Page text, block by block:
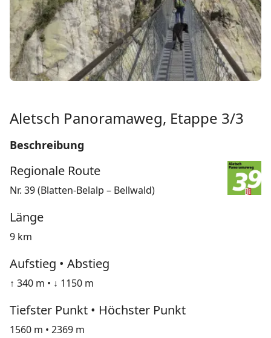
Aletsch Panoramaweg, Etappe 3/3
Beschreibung
Regionale Route
Nr. 39 (Blatten-Belalp – Bellwald)
Länge
9 km
Aufstieg • Abstieg
↑ 340 m • ↓ 1150 m
Tiefster Punkt • Höchster Punkt
1560 m • 2369 m